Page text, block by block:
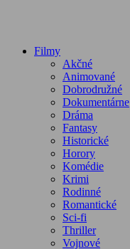
Filmy
Akčné
Animované
Dobrodružné
Dokumentárne
Dráma
Fantasy
Historické
Horory
Komédie
Krimi
Rodinné
Romantické
Sci-fi
Thriller
Vojnové